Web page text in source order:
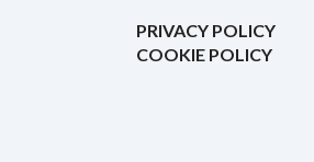
PRIVACY POLICY
COOKIE POLICY